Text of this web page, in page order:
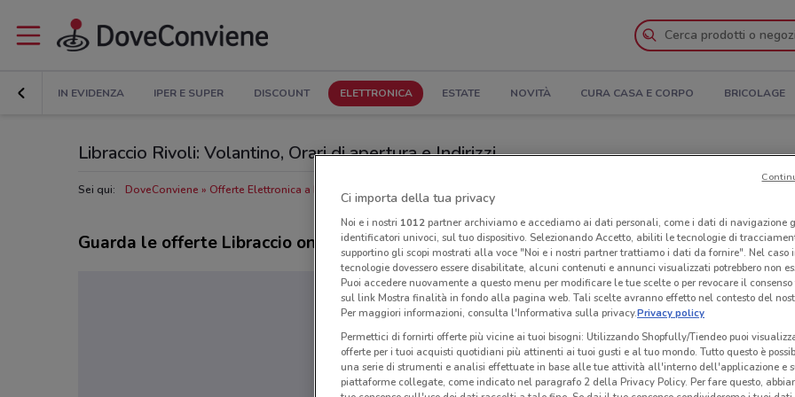
IN EVIDENZA IPER E SUPER DISCOUNT ELETTRONICA ESTATE NOVITÀ CURA CASA E CORPO BRICOLAGE
Libraccio Rivoli: Volantino, Orari di apertura e Indirizzi
Sei qui: DoveConviene Offerte Elettronica a Rivoli
Guarda le offerte Libraccio online
Ci importa della tua privacy
Noi e i nostri 1012partner archiviamo e accediamo ai dati personali, come i dati di navigazione
identificatori univoci, sul tuo dispositivo. Selezionando Accetto, abiliti le tecnologie di
supportino gli scopi mostrati alla voce "Noi e i nostri partner trattiamo i dati da fornire". Nel caso
tecnologie dovessero essere disabilitate, alcuni contenuti e annunci visualizzati potrebbero non
Puoi accedere nuovamente a questo menu per modificare le tue scelte o per revocare il
sul link Mostra finalità in fondo alla pagina web. Tali scelte avranno effetto nel contesto del
Per maggiori informazioni, consulta l'Informativa sulla privacy.Privacy policy
Permettici di fornirti offerte più vicine ai tuoi bisogni: Utilizzando Shopfully/Tiendeo puoi
offerte per i tuoi acquisti quotidiani più attinenti ai tuoi gusti e al tuo mondo. Tutto questo è
una serie di strumenti e analisi effettuate in base alle tue attività all'interno dell'applicazione e
piattaforme collegate, come indicato nel paragrafo 2 della Privacy Policy. Per fare questo,